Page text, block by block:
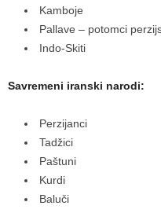
Kamboje
Pallave – potomci
Indo-Skiti
Savremeni iranski narodi:
Perzijanci
Tadžici
Paštuni
Kurdi
Baluči